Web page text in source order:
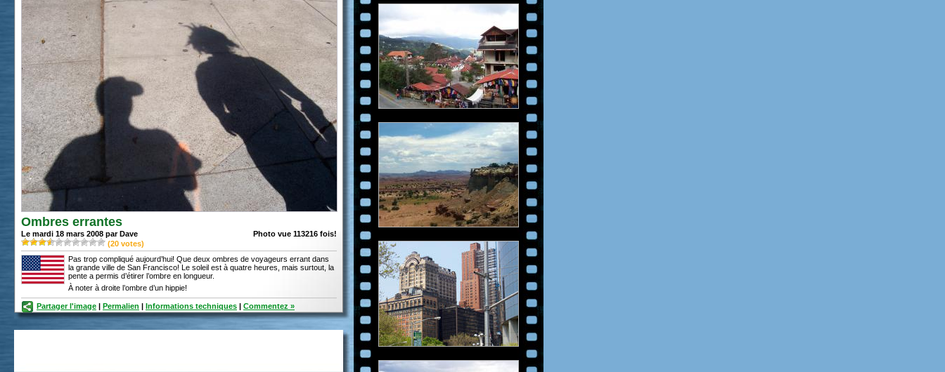
Ombres errantes
Photo vue 113216 fois!
Le mardi 18 mars 2008 par Dave
(20 votes)
Pas trop compliqué aujourd’hui! Que deux ombres de voyageurs errant dans
la grande ville de San Francisco! Le soleil est à quatre heures, mais surtout, la
pente a permis d’étirer l’ombre en longueur.
À noter à droite l’ombre d’un hippie!
Partager l'image | Permalien | Informations techniques | Commentez »